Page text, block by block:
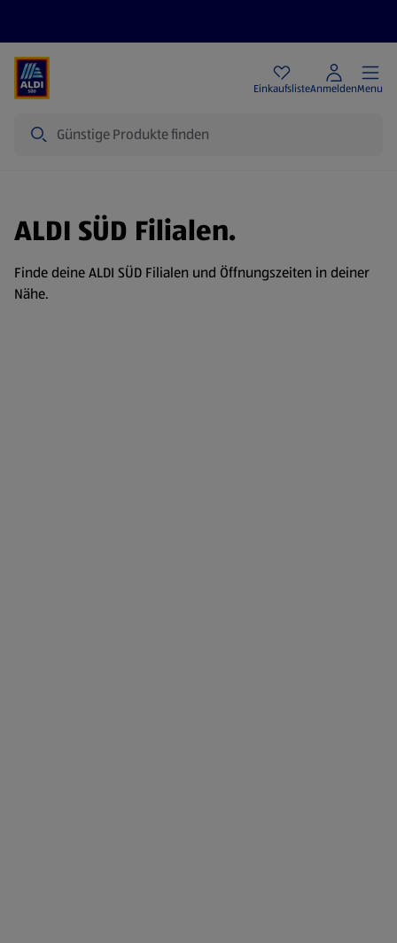
EinkaufslisteAnmeldenMenu
ALDI SÜD Filialen.
Finde deine ALDI SÜD Filialen und Öffnungszeiten in deiner
Nähe.